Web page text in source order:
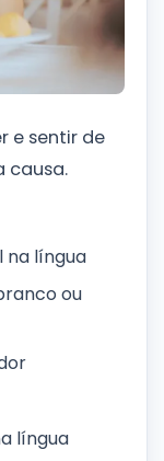
e sentir de
causa.
na língua
ou
língua